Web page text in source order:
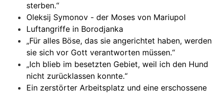
sterben.“
Oleksij Symonov - der Moses von Mariupol
Luftangriffe in Borodjanka
„Für alles Böse, das sie angerichtet haben, werden
sie sich vor Gott verantworten müssen.“
„Ich blieb im besetzten Gebiet, weil ich den Hund
nicht zurücklassen konnte.“
Ein zerstörter Arbeitsplatz und eine erschossene